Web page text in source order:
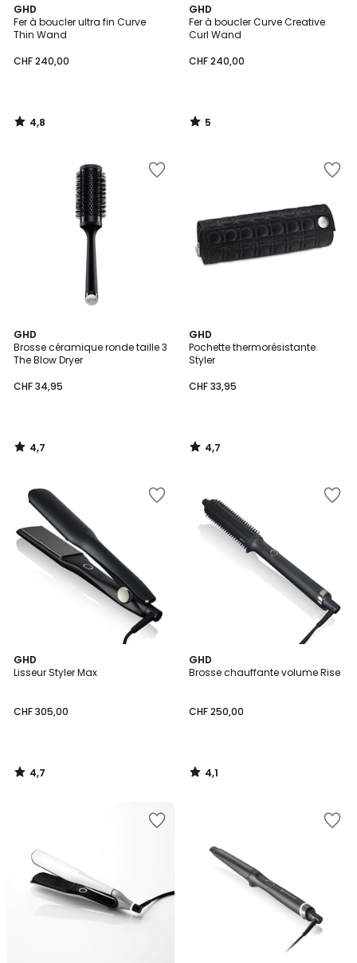
GHD
Fer à boucler ultra fin Curve
Thin Wand
CHF 240,00
4,8
/ 5
4,8
/
GHD
Fer à boucler Curve Creative
Curl Wand
CHF 240,00
5
/
5
5
/
GHD
Brosse céramique ronde taille 3
The Blow Dryer
CHF 34,95
4,7
/ 5
4,7
/
GHD
Pochette thermorésistante
Styler
CHF 33,95
4,7
/ 5
4,7
/
GHD
Lisseur Styler Max
CHF 305,00
4,7
/ 5
4,7
/
GHD
Brosse chauffante volume Rise
CHF 250,00
4,1
/ 5
4,1
/